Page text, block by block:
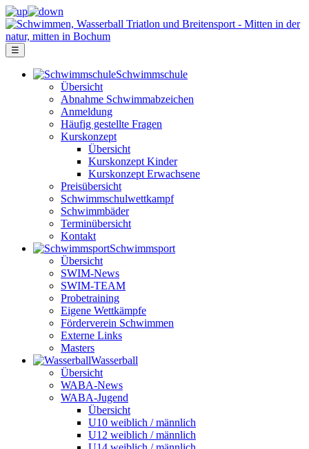
☰
Schwimm­schule
Übersicht
Ab­nah­me Schwimm­ab­zei­chen
Anmeldung
Häufig gestellte Fragen
Kurs­konzept
Übersicht
Kurskonzept Kinder
Kurskonzept Erwachsene
Preis­über­sicht
Schwimm­schul­wett­kampf
Schwimm­bäder
Terminübersicht
Kontakt
Schwimm­sport
Übersicht
SWIM-News
SWIM-TEAM
Probe­training
Eigene Wettkämpfe
Förderverein Schwimmen
Externe Links
Masters
Wasser­ball
Übersicht
WABA-News
WABA-Jugend
Übersicht
U10 weiblich / männlich
U12 weiblich / männlich